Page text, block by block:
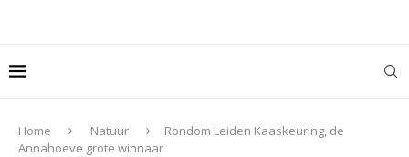
Home Natuur
Rondom Leiden Kaaskeuring, de
Annahoeve grote winnaar